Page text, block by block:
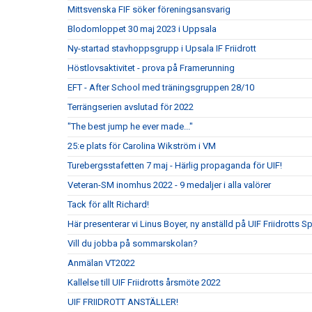
Mittsvenska FIF söker föreningsansvarig
Blodomloppet 30 maj 2023 i Uppsala
Ny-startad stavhoppsgrupp i Upsala IF Friidrott
Höstlovsaktivitet - prova på Framerunning
EFT - After School med träningsgruppen 28/10
Terrängserien avslutad för 2022
"The best jump he ever made..."
25:e plats för Carolina Wikström i VM
Turebergsstafetten 7 maj - Härlig propaganda för UIF!
Veteran-SM inomhus 2022 - 9 medaljer i alla valörer
Tack för allt Richard!
Här presenterar vi Linus Boyer, ny anställd på UIF Friidrotts
Vill du jobba på sommarskolan?
Anmälan VT2022
Kallelse till UIF Friidrotts årsmöte 2022
UIF FRIIDROTT ANSTÄLLER!